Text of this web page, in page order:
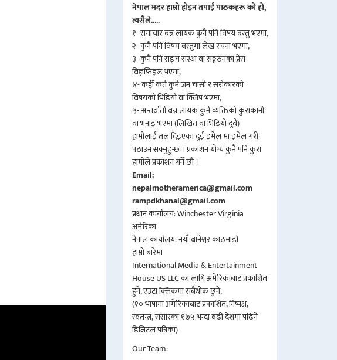
नेपाल मदर हाम्रो होइन तपाईँ पाठकहरू को हो,
त्यसैले.....
१- समाचार बन्न लायक कुनै पनि विषय बस्तु भएमा,
२- कुनै पनि विषय बस्तुमा लेख रचना भएमा,
३- कुनै पनि सङ्घ संस्था वा सङ्गठनका प्रेस
विज्ञप्तिहरू भएमा,
४- कहीँ कतै कुनै जन चासो र सरोकारको
विषयको भिडियो वा क्लिप भएमा,
५- अन्तर्वार्ता बन्न लायक कुनै व्यक्तिको कुराकानी
वा भनाइ भएमा (लिखित वा भिडियो दुवै)
हामीलाई तल दिइएका दुई इमेल मा इमेल गरी
पठाउन सक्नुहुन्छ । प्रकाशन योग्य कुनै पनि कुरा
हामीले प्रकाशन गर्ने छौँ ।
Email:
nepalmotheramerica@gmail.com
rampdkhanal@gmail.com
प्रधान कार्यालय: Winchester Virginia
अमेरिका
नेपाल कार्यालय: नयाँ बानेश्वर काठमाडौं
हाम्रो बारेमा
International Media & Entertainment
House US LLC का लागि अमेरिकाबाट प्रकाशित
हुने, एउटा क्लिकमा सबैथोक छुने,
(१० भाषामा अमेरिकाबाट प्रकाशित, निष्पक्ष,
स्वतन्त्र, संसारका १७५ भन्दा बढी देशमा पढिने
डिजिटल पत्रिका)
Our Team: